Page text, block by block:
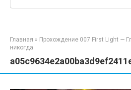
Главная » Прохождение 007 First Light —
никогда